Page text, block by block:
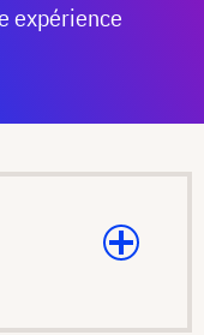
expérience